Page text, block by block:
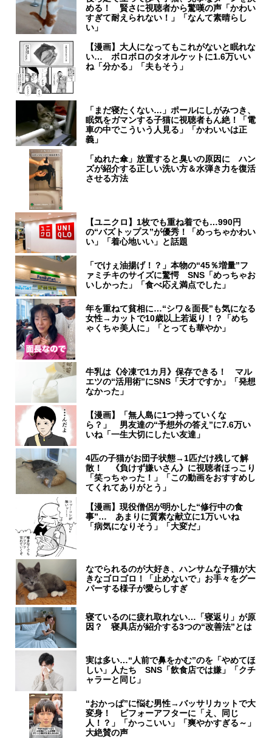
める！ 賢さに視聴者から驚嘆の声「かわい
すぎて耐えられない！」「なんて素晴らし
い」
【漫画】大人になってもこれがないと眠れな
い… ボロボロのタオルケットに1.6万いい
ね「分かる」「夫もそう」
「まだ寝たくない…」ポールにしがみつき、
眠気をガマンする子猫に視聴者もん絶！「電
車の中でこういう人見る」「かわいいは正
義」
「ぬれた傘」放置すると臭いの原因に ハン
ズが紹介する正しい洗い方＆水弾き力を復活
させる方法
【ユニクロ】1枚でも重ね着でも…990円
の“バズトップス”が優秀！「めっちゃかわい
い」「着心地いい」と話題
「でけぇ油揚げ！？」本物の“45％増量”フ
ァミチキのサイズに驚愕 SNS「めっちゃお
いしかった」「食べ応え満点でした」
年を重ねて貧相に…“シワ＆面長”も気になる
女性→カットで10歳以上若返り！？「めち
ゃくちゃ美人に」「とっても華やか」
牛乳は《冷凍で1カ月》保存できる！ マル
エツの“活用術”にSNS「天才ですか」「発想
なかった」
【漫画】「無人島に1つ持っていくな
ら？」 男友達の“予想外の答え”に7.6万い
いね「一生大切にしたい友達」
4匹の子猫がお団子状態→1匹だけ残して解
散！ 《負けず嫌いさん》に視聴者ほっこり
「笑っちゃった！」「この動画をおすすめし
てくれてありがとう」
【漫画】現役僧侶が明かした“修行中の食
事”… あまりに質素な献立に1万いいね
「病気になりそう」「大変だ」
なでられるのが大好き、ハンサムな子猫が大
きなゴロゴロ！「止めないで」お手々をグー
パーする様子が愛らしすぎ
寝ているのに疲れ取れない…「寝返り」が原
因？ 寝具店が紹介する3つの“改善法”とは
実は多い…“人前で鼻をかむ”のを「やめてほ
しい」人たち SNS「飲食店では嫌」「クチ
ャラーと同じ」
“おかっぱ”に悩む男性→バッサリカットで大
変身！ ビフォーアフターに「え、同じ
人！？」「かっこいい」「爽やかすぎる～」
大絶賛の声